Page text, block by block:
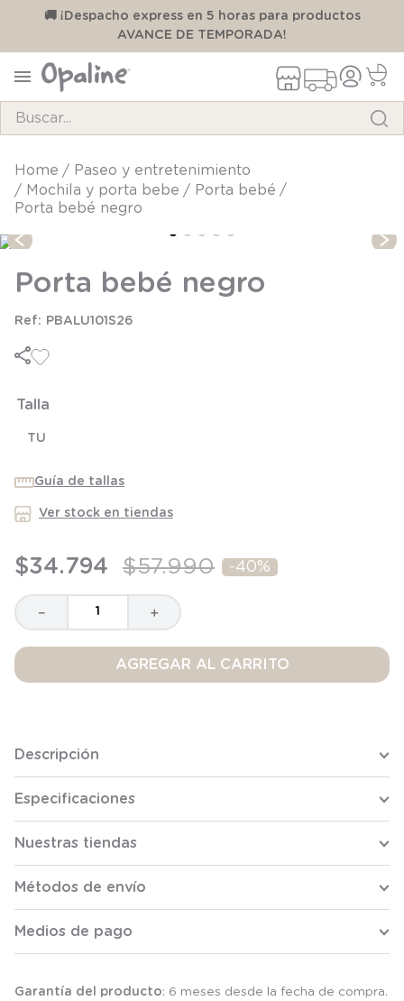
🚚 ¡Despacho express en 5 horas para productos
AVANCE DE TEMPORADA!
paseo y entretenimiento
mochila y porta bebe
porta bebé
Porta bebé negro
Porta bebé negro
PBALU101S26
Talla
TU
Guía de tallas
Ver stock en tiendas
$34.794 $57.990 -40%
＋
－
AGREGAR AL CARRITO
Descripción
Especificaciones
Nuestras tiendas
Métodos de envío
Medios de pago
Garantía del producto: 6 meses desde la fecha de compra.
TÉRMINOS MÁS BUSCADOS
1.
pijama
4.
body
5 .
panty
6.
10. zapatillas niño